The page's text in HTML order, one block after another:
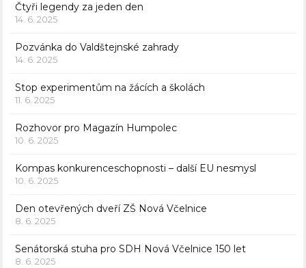
Čtyři legendy za jeden den
14. 6. 2025
Pozvánka do Valdštejnské zahrady
14. 6. 2025
Stop experimentům na žácích a školách
11. 6. 2025
Rozhovor pro Magazín Humpolec
10. 6. 2025
Kompas konkurenceschopnosti – další EU nesmysl
10. 6. 2025
Den otevřených dveří ZŠ Nová Včelnice
8. 6. 2025
Senátorská stuha pro SDH Nová Včelnice 150 let
8. 6. 2025